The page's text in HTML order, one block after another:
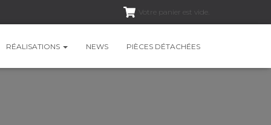
Votre panier est vide.
RÉALISATIONS NEWS PIÈCES DÉTACHÉES